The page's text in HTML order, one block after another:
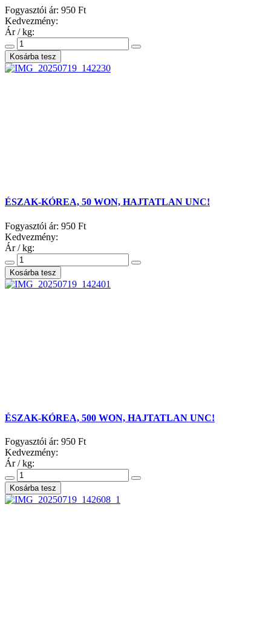
Fogyasztói ár: 950 Ft
Kedvezmény:
Ár / kg:
ÉSZAK-KÓREA, 50 WON, HAJTATLAN UNC!
Fogyasztói ár: 950 Ft
Kedvezmény:
Ár / kg:
ÉSZAK-KÓREA, 500 WON, HAJTATLAN UNC!
Fogyasztói ár: 950 Ft
Kedvezmény:
Ár / kg: